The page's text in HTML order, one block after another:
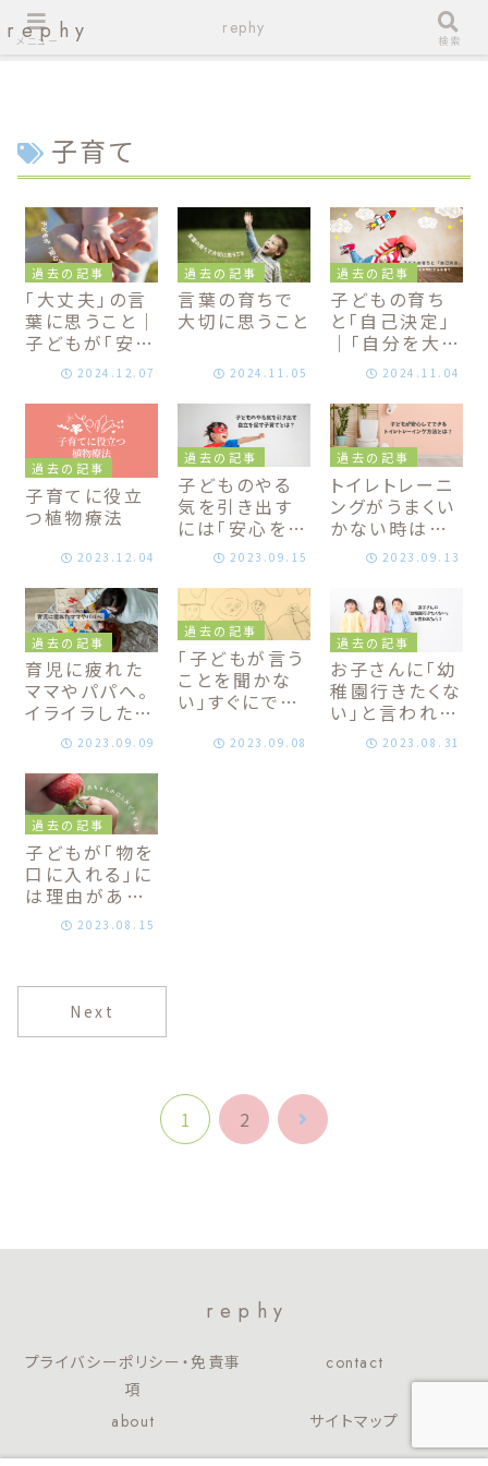
rephy
子育て
過去の記事
「大丈夫」の言
葉に思うこと｜
子どもが「安心
する」声かけ
2024.12.07
過去の記事
言葉の育ちで
大切に思うこと
2024.11.05
過去の記事
子どもの育ち
と「自己決定」
｜「自分を大
切」にする子育
2024.11.04
過去の記事
子育てに役立
つ植物療法
2023.12.04
過去の記事
子どものやる
気を引き出す
には「安心を作
ること」が近
道！自立を促す
子育て方法
2023.09.15
過去の記事
トイレトレーニ
ングがうまくい
かない時は環
境を整えよう！
子どもが安心
して取り組める
トイトレ方法
2023.09.13
過去の記事
育児に疲れた
ママやパパへ。
イライラした時
の解決方法
2023.09.09
過去の記事
「子どもが言う
ことを聞かな
い」すぐにでき
2023.09.08
過去の記事
お子さんに「幼
稚園行きたくな
い」と言われた
時の対処方法
｜元幼稚園教
2023.08.31
過去の記事
子どもが「物を
口に入れる」に
は理由がある！
対応方法はこ
2023.08.15
Next
1 2
次
へ
rephy
プライバシーポリシー・免責事
項
contact
about サイトマップ
メニュー
rephy
検索